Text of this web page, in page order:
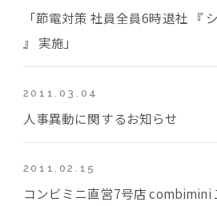
「節電対策 社員全員6時退社 『
』 実施」
2011.03.04
人事異動に関するお知らせ
2011.02.15
コンビミニ直営7号店 combimini